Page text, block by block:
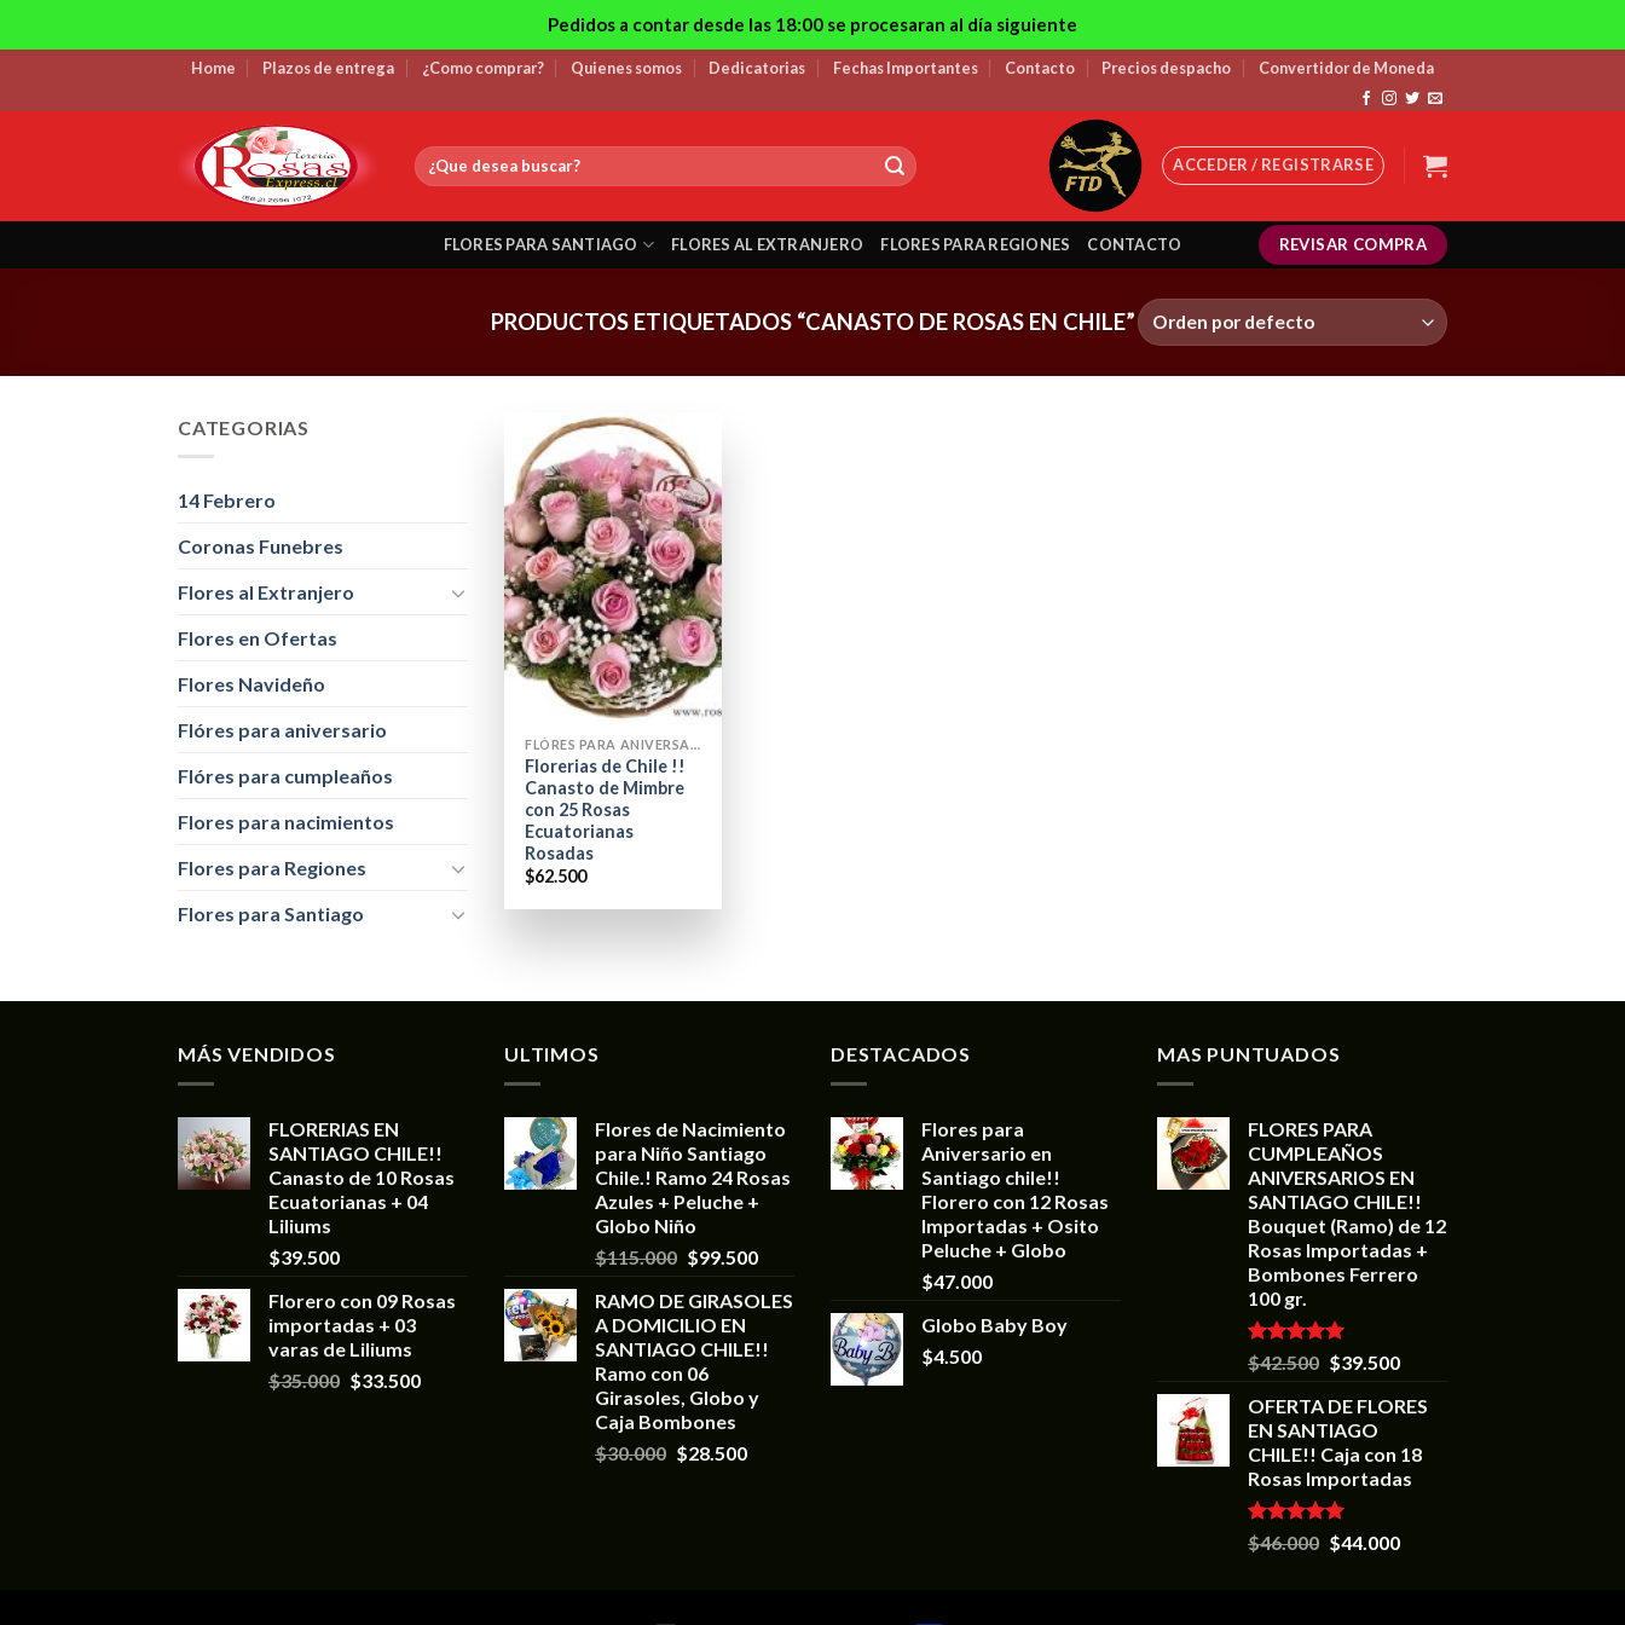
Home Plazos de entrega ¿Como comprar? Quienes somos Dedicatorias Fechas Importantes Contacto Precios despacho Convertidor de Moneda
Buscar
por:
ACCEDER / REGISTRARSE
FLORES PARA SANTIAGO FLORES AL EXTRANJERO FLORES PARA REGIONES CONTACTO REVISAR COMPRA
PRODUCTOS ETIQUETADOS “CANASTO DE ROSAS EN CHILE”
CATEGORIAS
14 Febrero
Coronas Funebres
Flores al Extranjero
Flores en Ofertas
Flores Navideño
Flóres para aniversario
Flóres para cumpleaños
Flores para nacimientos
Flores para Regiones
Flores para Santiago
FLÓRES PARA ANIVERSARIO
Florerias de Chile !!
Canasto de Mimbre
con 25 Rosas
Ecuatorianas
Rosadas
$62.500
MÁS VENDIDOS
FLORERIAS EN
SANTIAGO CHILE!!
Canasto de 10 Rosas
Ecuatorianas + 04
Liliums
$39.500
Florero con 09 Rosas
importadas + 03
varas de Liliums
$35.000 $33.500
ULTIMOS
Flores de Nacimiento
para Niño Santiago
Chile.! Ramo 24 Rosas
Azules + Peluche +
Globo Niño
$115.000 $99.500
RAMO DE GIRASOLES
A DOMICILIO EN
SANTIAGO CHILE!!
Ramo con 06
Girasoles, Globo y
Caja Bombones
$30.000 $28.500
DESTACADOS
Flores para
Aniversario en
Santiago chile!!
Florero con 12 Rosas
Importadas + Osito
Peluche + Globo
$47.000
Globo Baby Boy
$4.500
MAS PUNTUADOS
FLORES PARA
CUMPLEAÑOS
ANIVERSARIOS EN
SANTIAGO CHILE!!
Bouquet (Ramo) de 12
Rosas Importadas +
Bombones Ferrero
100 gr.
Valorado en
5.00
$42.500 $39.500
OFERTA DE FLORES
EN SANTIAGO
CHILE!! Caja con 18
Rosas Importadas
Valorado en
5.00
$46.000 $44.000
Pedidos a contar desde las 18:00 se procesaran al día siguiente